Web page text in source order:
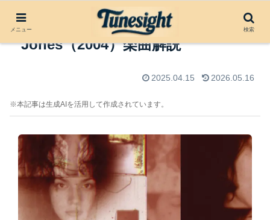
What Am I to You by Norah
Jones（2004）楽曲解説
2025.04.15 2026.05.16
※本記事は生成AIを活用して作成されています。
メニュー 検索